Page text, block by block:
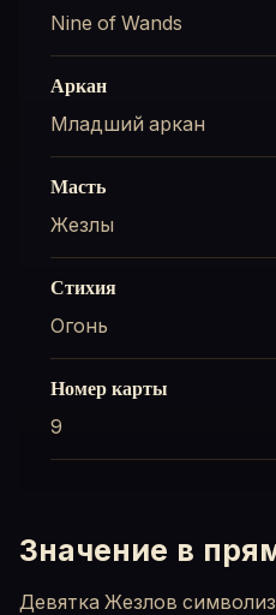
Nine of Wands
Аркан
Младший аркан
Масть
Жезлы
Стихия
Огонь
Номер карты
9
Значение в
Девятка Жезлов